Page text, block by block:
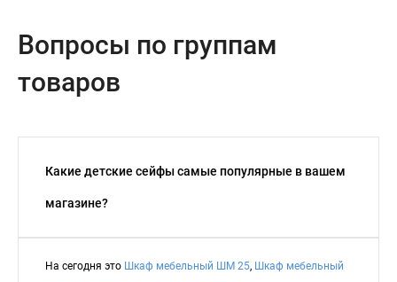
Вопросы по группам
товаров
Какие детские сейфы самые популярные в вашем
магазине?
На сегодня это Шкаф мебельный ШМ 25, Шкаф мебельный